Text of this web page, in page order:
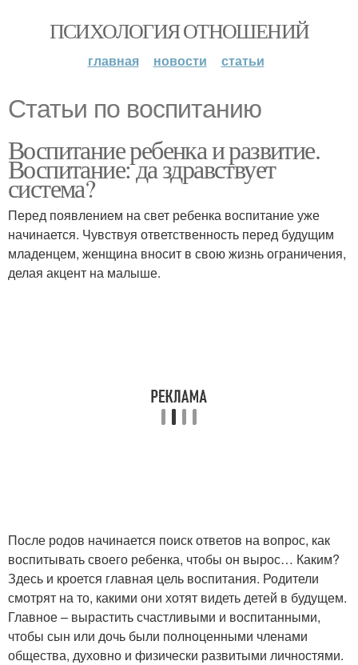
ПСИХОЛОГИЯ ОТНОШЕНИЙ
главная новости статьи
Статьи по воспитанию
Воспитание ребенка и развитие.
Воспитание: да здравствует
система?
Перед появлением на свет ребенка воспитание уже
начинается. Чувствуя ответственность перед будущим
младенцем, женщина вносит в свою жизнь ограничения,
делая акцент на малыше.
После родов начинается поиск ответов на вопрос, как
воспитывать своего ребенка, чтобы он вырос… Каким?
Здесь и кроется главная цель воспитания. Родители
смотрят на то, какими они хотят видеть детей в будущем.
Главное – вырастить счастливыми и воспитанными,
чтобы сын или дочь были полноценными членами
общества, духовно и физически развитыми личностями.